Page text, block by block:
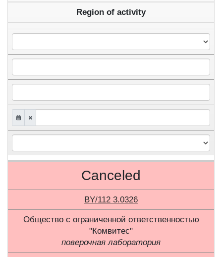
Region of activity
Canceled
BY/112 3.0326
Общество с ограниченной ответственностью
"Комвитес"
поверочная лаборатория